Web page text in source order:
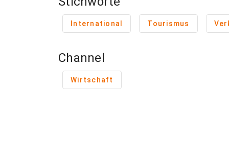
International Tourismus
Channel
Wirtschaft